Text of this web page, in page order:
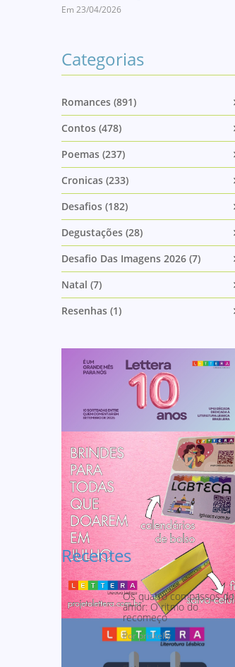
Em 23/04/2026
Categorias
Romances (891)
Contos (478)
Poemas (237)
Cronicas (233)
Desafios (182)
Degustações (28)
Desafio Das Imagens 2026 (7)
Natal (7)
Resenhas (1)
Recentes
Os quatro compassos do
amor: O ritmo do
recomeço
Por priskelly